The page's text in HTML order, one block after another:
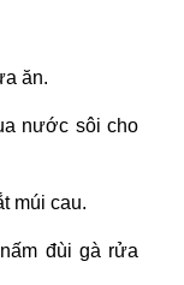
ăn.
nước sôi cho
múi cau.
đùi gà rửa